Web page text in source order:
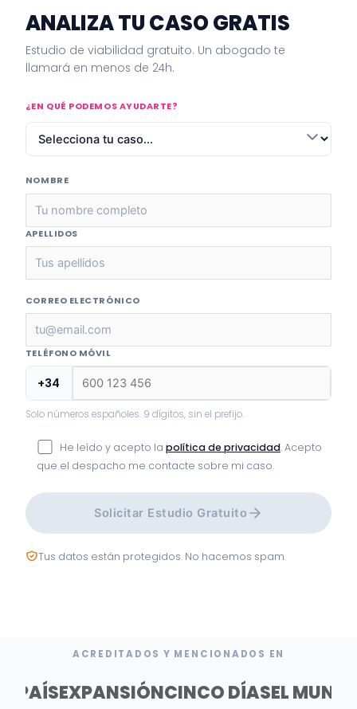
ANALIZA TU CASO GRATIS
Estudio de viabilidad gratuito. Un abogado te
llamará en menos de 24h.
¿EN QUÉ PODEMOS AYUDARTE?
NOMBRE
APELLIDOS
CORREO ELECTRÓNICO
TELÉFONO MÓVIL
+34
Solo números españoles. 9 dígitos, sin el prefijo.
He leído y acepto la política de privacidad. Acepto
que el despacho me contacte sobre mi caso.
Solicitar Estudio Gratuito
Tus datos están protegidos. No hacemos spam.
ACREDITADOS Y MENCIONADOS EN
PAÍSEXPANSIÓNCINCO DÍASEL